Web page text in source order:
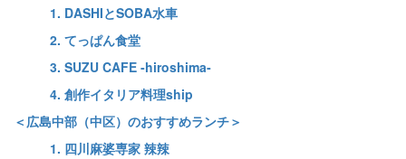
1. DASHIとSOBA水車
2. てっぱん食堂
3. SUZU CAFE ‐hiroshima‐
4. 創作イタリア料理ship
＜広島中部（中区）のおすすめランチ＞
1. 四川麻婆専家 辣辣